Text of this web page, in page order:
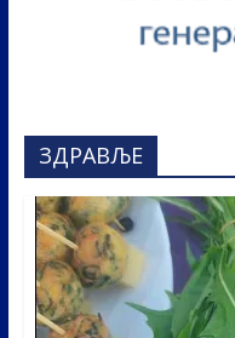
ЗДРАВЉЕ